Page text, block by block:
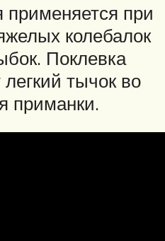
применяется при
колебалок
Поклевка
тычок во
приманки.